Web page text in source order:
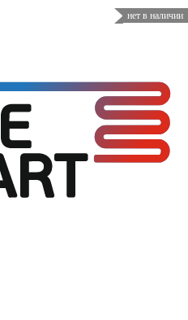
нет в наличии